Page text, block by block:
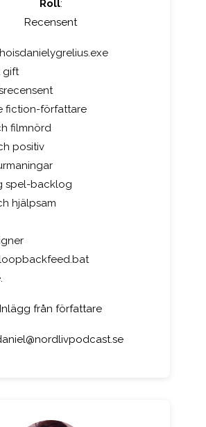
Roll:
Recensent
gift
fiction-författare
filmnörd
positiv
spel-backlog
hjälpsam
Inlägg från författare